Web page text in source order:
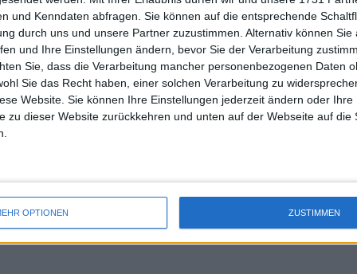
und Kenndaten abfragen. Sie können auf die entsprechende
durch uns und unsere Partner zuzustimmen. Alternativ können Sie
und Ihre Einstellungen ändern, bevor Sie der Verarbeitung
Sie, dass die Verarbeitung mancher personenbezogenen Daten
Sie das Recht haben, einer solchen Verarbeitung zu
Website. Sie können Ihre Einstellungen jederzeit ändern oder Ihre
zu dieser Website zurückkehren und unten auf der Webseite auf die
OPTIONEN ZUSTIMMEN
und betonte, dass die Rom
hinter sich zu lassen.
und das Heimpublikum in Rom
der Begeisterung, die er in Italien
Comeback“, schrieb der US Open-
im vergangenen Jahr nicht in Rom
dort das ATP-Finale gewonnen.
live erlebt, seit er zur Nummer eins
on
uss
mal
des
kel